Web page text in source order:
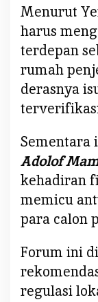
Menurut
harus
terdepan
rumah
derasnya
Sementara
Adolof
kehadiran
memicu
para calon
Forum ini
regulasi